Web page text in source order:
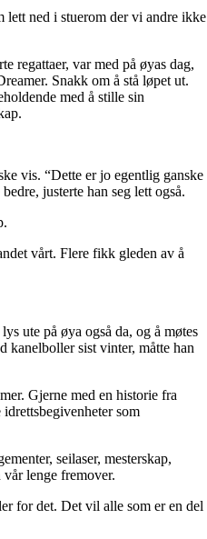
lett ned i stuerom der vi andre ikke
regattaer, var med på øyas dag,
Snakk om å stå løpet ut.
med å stille sin
vis. “Dette er jo egentlig ganske
justerte han seg lett også.
vårt. Flere fikk gleden av å
ute på øya også da, og å møtes
kanelboller sist vinter, måtte han
Gjerne med en historie fra
som
seilaser, mesterskap,
lenge fremover.
for det. Det vil alle som er en del